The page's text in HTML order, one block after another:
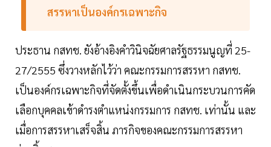
สรรหาเป็นองค์กรเฉพาะกิจ
ประธาน กสทช. ยังอ้างอิงคำวินิจฉัยศาลรัฐธรรมนูญที่ 25-
27/2555 ซึ่งวางหลักไว้ว่า คณะกรรมการสรรหา กสทช.
เป็นองค์กรเฉพาะกิจที่จัดตั้งขึ้นเพื่อดำเนินกระบวนการคัด
เลือกบุคคลเข้าดำรงตำแหน่งกรรมการ กสทช. เท่านั้น และ
เมื่อการสรรหาเสร็จสิ้น ภารกิจของคณะกรรมการสรรหา